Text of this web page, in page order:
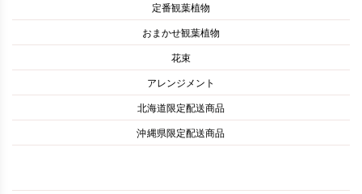
定番観葉植物
おまかせ観葉植物
花束
アレンジメント
北海道限定配送商品
沖縄県限定配送商品